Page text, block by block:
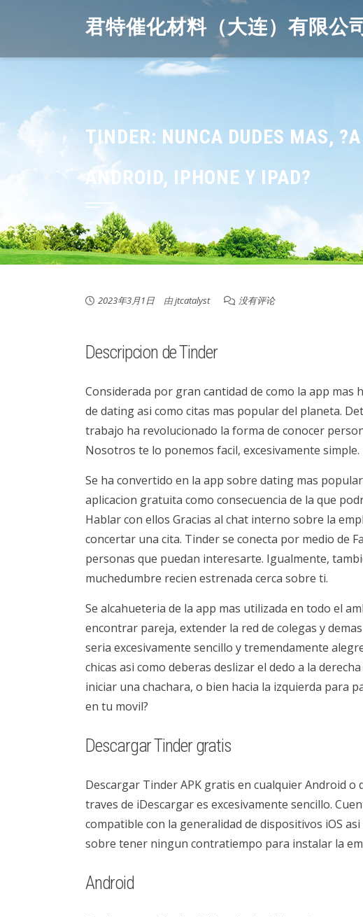
君特催化材料（大连）有限公
TINDER: NUNCA DUDES MAS,
ANDROID, IPHONE Y IPAD?
2023年3月1日 由jtcatalyst 没有评论
Descripcion de Tinder
Considerada por gran cantidad de como la app
de dating asi­ como citas mas popular del planeta.
trabajo ha revolucionado la forma de conocer
Nosotros te lo ponemos facil, excesivamente simple.
Se ha convertido en la app sobre dating mas
aplicacion gratuita como consecuencia de la que
Hablar con ellos Gracias al chat interno sobre la
concertar una cita. Tinder se conecta por medio de
personas que puedan interesarte. Igualmente,
muchedumbre recien estrenada cerca sobre ti.
Se alcahueteria de la app mas utilizada en todo el
encontrar pareja, extender la red de colegas y
seri­a excesivamente sencillo y tremendamente
chicas asi­ como deberas deslizar el dedo a la
iniciar una chachara, o bien hacia la izquierda para
en tu movil?
Descargar Tinder gratis
Descargar Tinder APK gratis en cualquier Android o
traves de iDescargar es excesivamente sencillo.
compatible con la generalidad de dispositivos iOS
sobre tener ningun contratiempo para instalar la
Android